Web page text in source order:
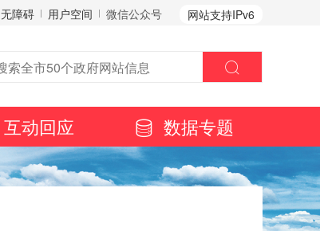
网站支持IPv6
无障碍 用户空间 微信公众号
互动回应 数据专题